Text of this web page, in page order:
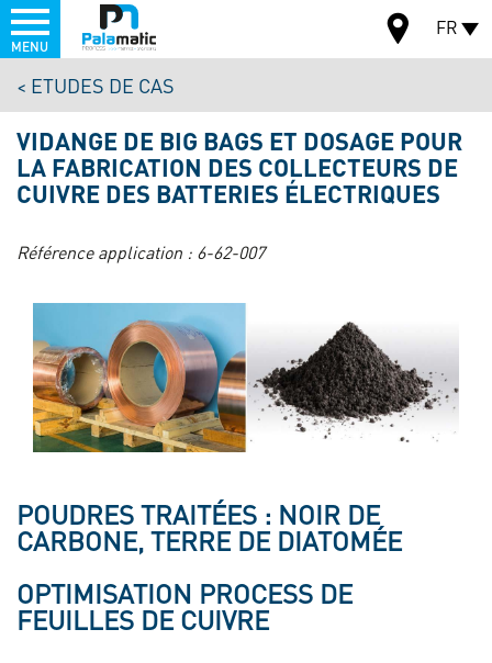
au
contenu
principal
Menu
CARTE
FR
MENU
ETUDES DE CAS
VIDANGE DE BIG BAGS ET DOSAGE POUR
LA FABRICATION DES COLLECTEURS DE
CUIVRE DES BATTERIES ÉLECTRIQUES
Référence application : 6-62-007
POUDRES TRAITÉES : NOIR DE
CARBONE, TERRE DE DIATOMÉE
OPTIMISATION PROCESS DE
FEUILLES DE CUIVRE